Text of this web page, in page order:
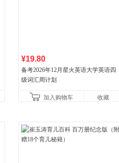
¥19.80
备考2026年12月星火英语大学英语四
级词汇周计划
加入购物车 收藏